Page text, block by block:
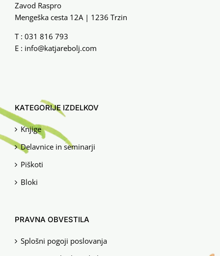
Zavod Raspro
Mengeška cesta 12A | 1236 Trzin
T : 031 816 793
E : info@katjarebolj.com
KATEGORIJE IZDELKOV
Knjige
Delavnice in seminarji
Piškoti
Bloki
PRAVNA OBVESTILA
Splošni pogoji poslovanja